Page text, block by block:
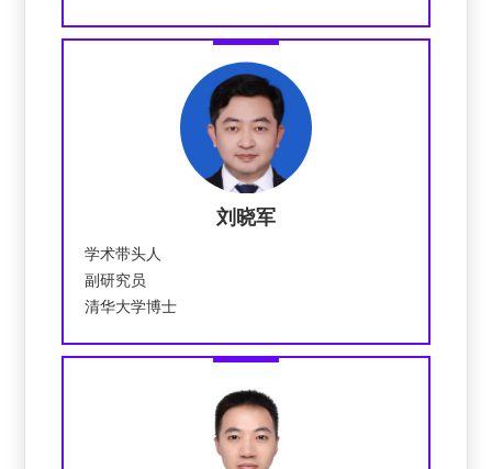
刘晓军
学术带头人
副研究员
清华大学博士